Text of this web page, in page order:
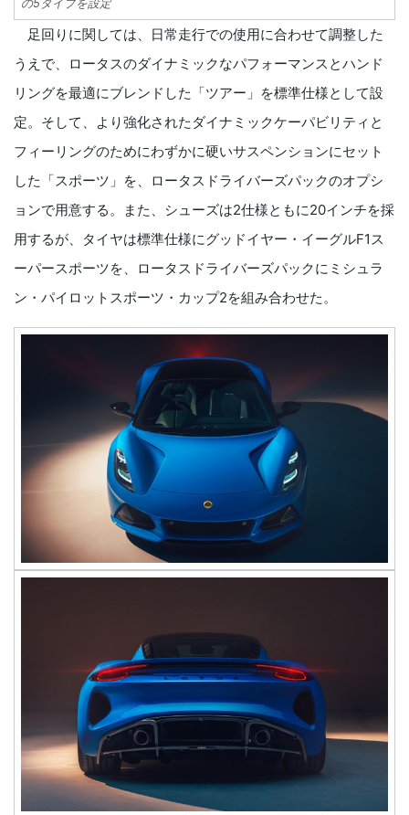
の5タイプを設定
足回りに関しては、日常走行での使用に合わせて調整した
うえで、ロータスのダイナミックなパフォーマンスとハンド
リングを最適にブレンドした「ツアー」を標準仕様として設
定。そして、より強化されたダイナミックケーパビリティと
フィーリングのためにわずかに硬いサスペンションにセット
した「スポーツ」を、ロータスドライバーズパックのオプシ
ョンで用意する。また、シューズは2仕様ともに20インチを採
用するが、タイヤは標準仕様にグッドイヤー・イーグルF1ス
ーパースポーツを、ロータスドライバーズパックにミシュラ
ン・パイロットスポーツ・カップ2を組み合わせた。